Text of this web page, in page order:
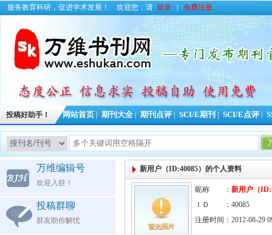
服务教育科研，促进学术发展！ 欢迎您，请 登录 免费注册
投稿好助手！ 网站首页 期刊大全 期刊点评 SCI/E期刊 SCI/E点评
万维编辑号
欢迎入驻！
投稿群聊
群友助你解忧
新用户（ID:40085）的个人资料
昵称 ： 新用户（
ＩＤ ：40085
注册时间：2012-08-29